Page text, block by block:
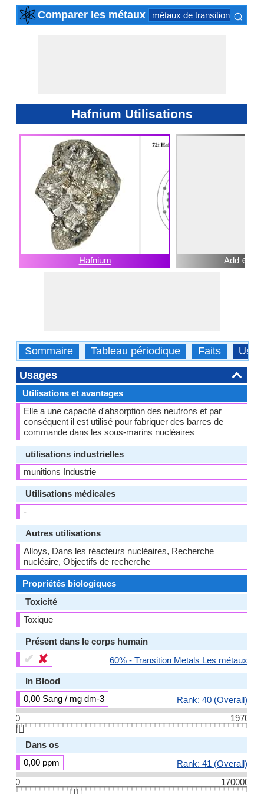
Comparer les métaux métaux de transition ⌕
Hafnium Utilisations
Hafnium Add ⊕
Sommaire Tableau périodique Faits
Usages
Utilisations et avantages
Elle a une capacité d'absorption des neutrons et par
conséquent il est utilisé pour fabriquer des barres de
commande dans les sous-marins nucléaires
utilisations industrielles
munitions Industrie
Utilisations médicales
-
Autres utilisations
Alloys, Dans les réacteurs nucléaires, Recherche
nucléaire, Objectifs de recherche
Propriétés biologiques
Toxicité
Toxique
Présent dans le corps humain
✔ ✘ 60% - Transition Metals Les métaux
In Blood
0,00 Sang / mg dm-3
Rank: 40 (Overall)
0
1970
👆🏻
Dans os
0,00 ppm
Rank: 41 (Overall)
0
170000